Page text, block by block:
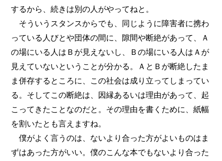
するから、続きは別の人がやってねと。
そういうスタンスからでも、同じように障害者に携わ
っている人びとや団体の間に、隙間や断絶があって、Ａ
の場にいる人はＢが見えないし、Ｂの場にいる人はＡが
見えていないということが分かる。ＡとＢが断絶したま
ま併存するところに、この社会は成り立ってしまってい
る。そしてこの断絶は、因縁あるいは理由があって、起
こってきたことなのだと。その理由を書くために、紙幅
を割いたとも言えますね。
僕がよく言うのは、ないより合った方がよいものはま
ずはあった方がいい。僕のこんな本でもないより合った